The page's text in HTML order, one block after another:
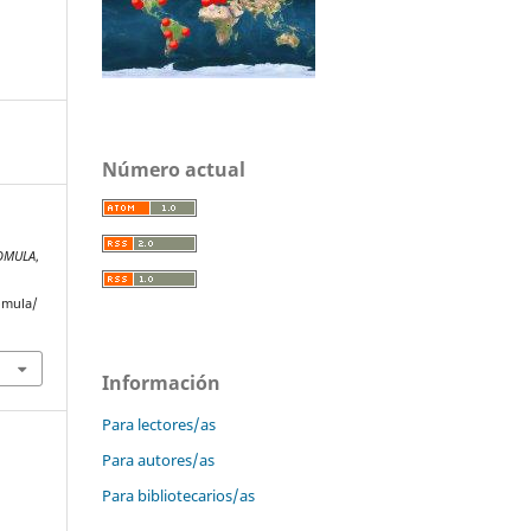
,
Número actual
Información
Para lectores/as
Para autores/as
Para bibliotecarios/as